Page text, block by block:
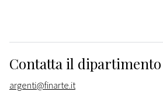
Contatta il dipartimento
argenti@finarte.it